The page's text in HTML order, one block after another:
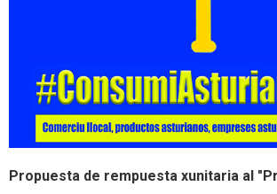
Propuesta de rempuesta xunitaria al